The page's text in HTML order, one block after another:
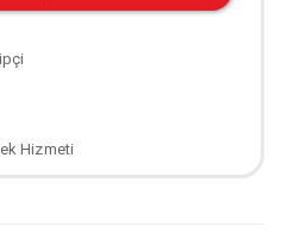
Hizmeti